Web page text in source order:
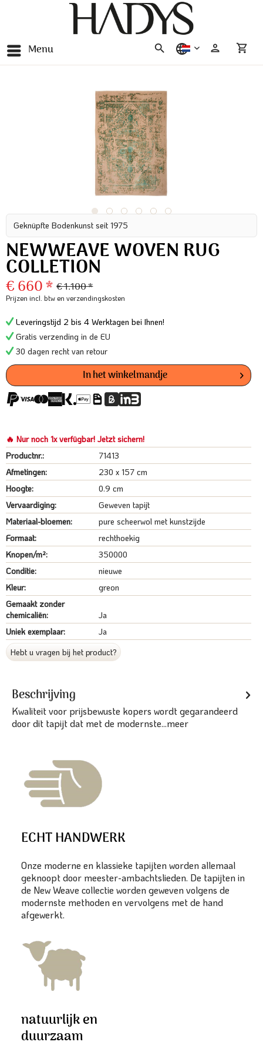
Menu nederlands
Geknüpfte Bodenkunst seit 1975
NEWWEAVE WOVEN RUG
COLLETION
€ 660 * € 1.100 *
Prijzen incl. btwen verzendingskosten
Leveringstijd 2 bis 4 Werktagen bei Ihnen!
Gratis verzending in de EU
30 dagen recht van retour
In het winkelmandje
🔥 Nur noch 1x verfügbar! Jetzt sichern!
Productnr.:
71413
Afmetingen:
230 x 157 cm
Hoogte:
0.9 cm
Vervaardiging:
Geweven tapijt
Materiaal-bloemen:
pure scheerwol met kunstzijde
Formaat:
rechthoekig
Knopen/m²:
350000
Conditie:
nieuwe
Kleur:
greon
Gemaakt zonder
chemicaliën:
Ja
Uniek exemplaar:
Ja
Hebt u vragen bij het product?
Beschrijving
Kwaliteit voor prijsbewuste kopers wordt gegarandeerd
door dit tapijt dat met de modernste...meer
ECHT HANDWERK
Onze moderne en klassieke tapijten worden allemaal
geknoopt door meester-ambachtslieden. De tapijten in
de New Weave collectie worden geweven volgens de
modernste methoden en vervolgens met de hand
afgewerkt.
natuurlijk en
duurzaam